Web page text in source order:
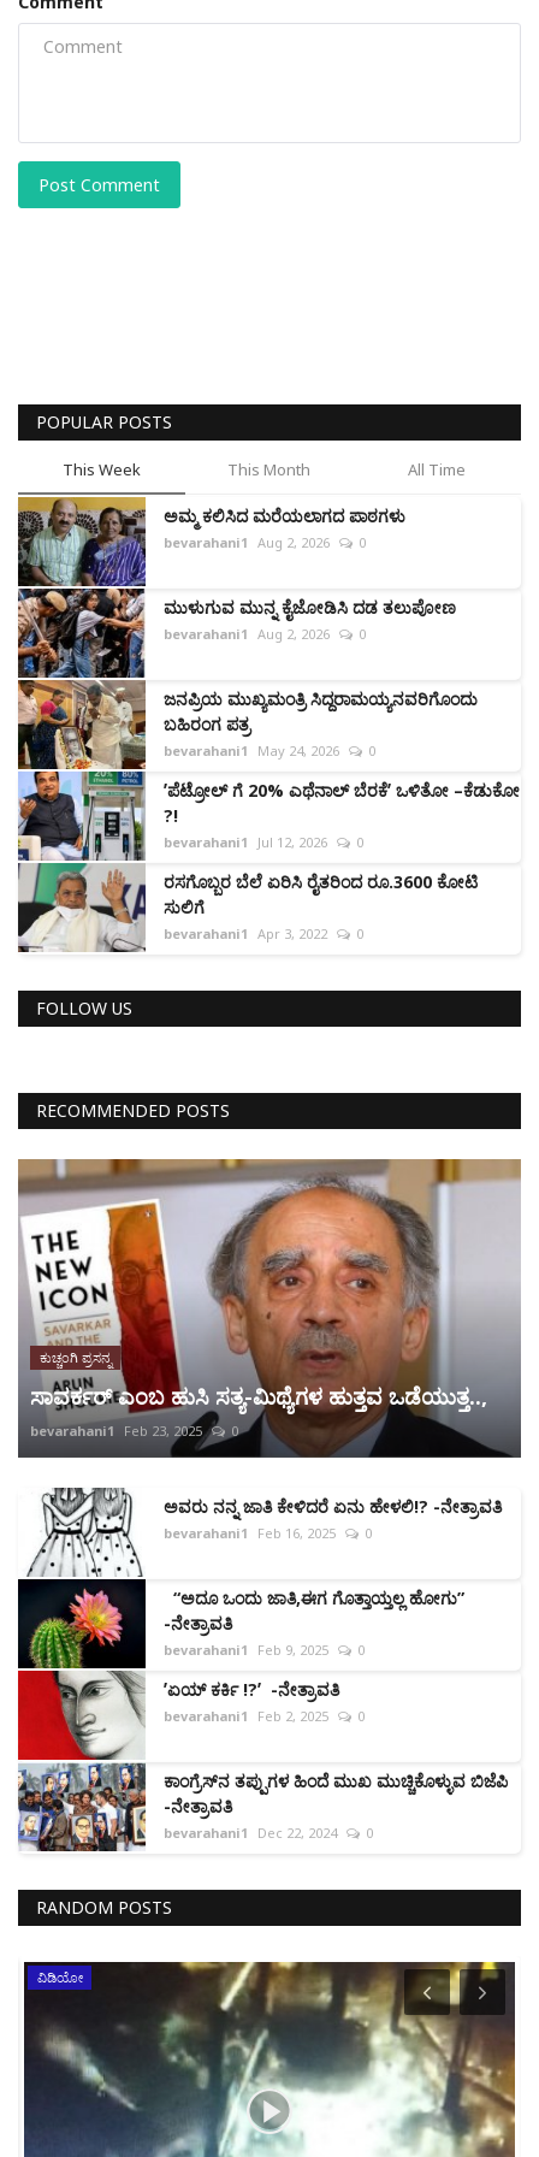
Post Comment
POPULAR POSTS
This Week This Month All Time
ಅಮ್ಮ ಕಲಿಸಿದ ಮರೆಯಲಾಗದ ಪಾಠಗಳು
bevarahani1 Aug 2, 2026 0
ಮುಳುಗುವ ಮುನ್ನ ಕೈಜೋಡಿಸಿ ದಡ ತಲುಪೋಣ
bevarahani1 Aug 2, 2026 0
ಜನಪ್ರಿಯ ಮುಖ್ಯಮಂತ್ರಿ ಸಿದ್ದರಾಮಯ್ಯನವರಿಗೊಂದು
ಬಹಿರಂಗ ಪತ್ರ
bevarahani1 May 24, 2026 0
ʼಪೆಟ್ರೋಲ್‌ ಗೆ 20% ಎಥೆನಾಲ್ ಬೆರಕೆʼ ಒಳಿತೋ –ಕೆಡುಕೋ
?!
bevarahani1 Jul 12, 2026 0
ರಸಗೊಬ್ಬರ ಬೆಲೆ ಏರಿಸಿ ರೈತರಿಂದ ರೂ.3600 ಕೋಟಿ
ಸುಲಿಗೆ
bevarahani1 Apr 3, 2022 0
FOLLOW US
RECOMMENDED POSTS
ಕುಚ್ಚಂಗಿ ಪ್ರಸನ್ನ
ಸಾವರ್ಕರ್ ಎಂಬ ಹುಸಿ ಸತ್ಯ-ಮಿಥ್ಯೆಗಳ ಹುತ್ತವ ಒಡೆಯುತ್ತ..,
bevarahani1 Feb 23, 2025 0
ಅವರು ನನ್ನ ಜಾತಿ ಕೇಳಿದರೆ ಏನು ಹೇಳಲಿ!? -ನೇತ್ರಾವತಿ
bevarahani1 Feb 16, 2025 0
“ಅದೂ ಒಂದು ಜಾತಿ,ಈಗ ಗೊತ್ತಾಯ್ತಲ್ಲ ಹೋಗು”
-ನೇತ್ರಾವತಿ
bevarahani1 Feb 9, 2025 0
ʼಏಯ್ ಕರ್ಕಿ !?ʼ -ನೇತ್ರಾವತಿ
bevarahani1 Feb 2, 2025 0
ಕಾಂಗ್ರೆಸ್‌ನ ತಪ್ಪುಗಳ ಹಿಂದೆ ಮುಖ ಮುಚ್ಚಿಕೊಳ್ಳುವ ಬಿಜೆಪಿ
-ನೇತ್ರಾವತಿ
bevarahani1 Dec 22, 2024 0
RANDOM POSTS
ವಿಡಿಯೋ